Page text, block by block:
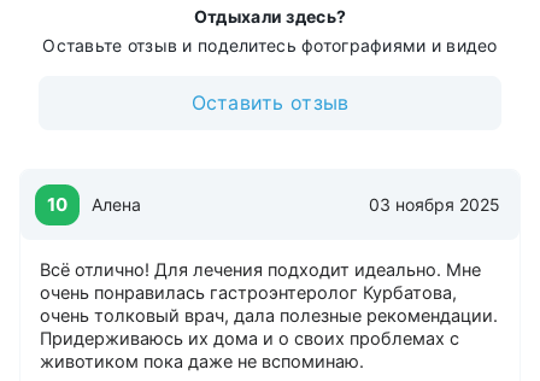
девочка Марина на физлечении — умница, всегда
можно договориться по времени, если ты на
экскурсии или на другом лечении задержался.
Шаляпина, в Пятигорскую оперетту, в дельфинарий.
предприятие), но я думаю, что это денег стоило.
Девочки стараются. Я рекомендую этот санаторий.
к тому, что надо постоянно ходить и гулять. Для
тридцати плюс — без проблем.
Можно лучше: Может быть, не такую
загруженность. Единственный дискомфорт —
большие очереди. По времени вроде бы, но девочки
Отдыхали здесь?
Оставьте отзыв и поделитесь фотографиями и видео
Оставить отзыв
10 Алена 03 ноября 2025
Всё отлично! Для лечения подходит идеально. Мне
очень понравилась гастроэнтеролог Курбатова,
очень толковый врач, дала полезные рекомендации.
Придерживаюсь их дома и о своих проблемах с
животиком пока даже не вспоминаю.